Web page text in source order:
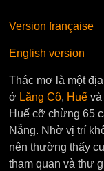
Version française
English version
Thác mơ là một
ở Lăng Cô, Huế
Huế cỡ chừng 65
Nẵng. Nhờ vị trí
nên thường thấy
tham quan và thư